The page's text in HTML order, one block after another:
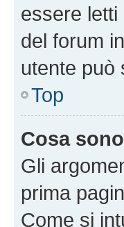
essere
del forum
utente può
Top
Cosa
Gli
prima
Come si